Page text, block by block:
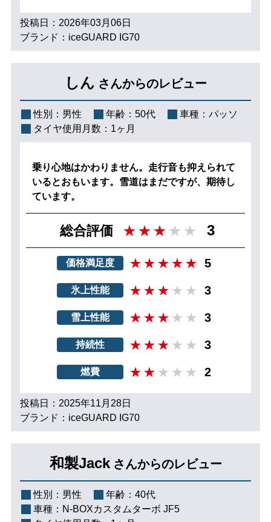
投稿日：2026年03月06日
ブランド：iceGUARD IG70
しん さんからのレビュー
性別： 男性 年齢： 50代 車種： パッソ
タイヤ使用月数： 1ヶ月
乗り心地はかわりません。走行音も抑えられて
いるとおもいます。雪道はまだですが、期待し
ています。
総合評価 3
価格満足度 5
氷上性能 3
雪上性能 3
持続性 3
燃費 2
投稿日：2025年11月28日
ブランド：iceGUARD IG70
和製Jack さんからのレビュー
性別： 男性 年齢： 40代
車種： N-BOXカスタムターボ JF5